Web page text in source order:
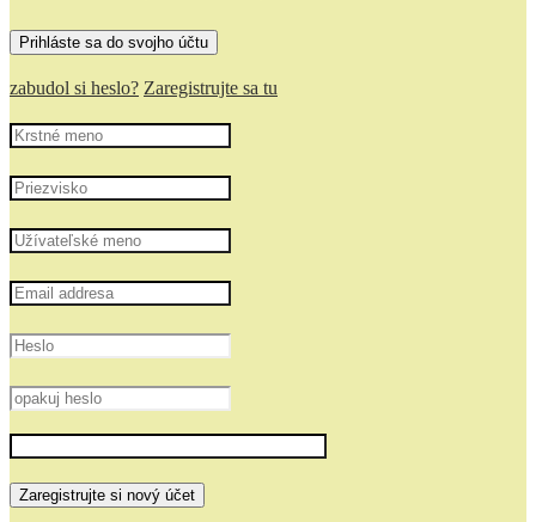
zabudol si heslo? Zaregistrujte sa tu